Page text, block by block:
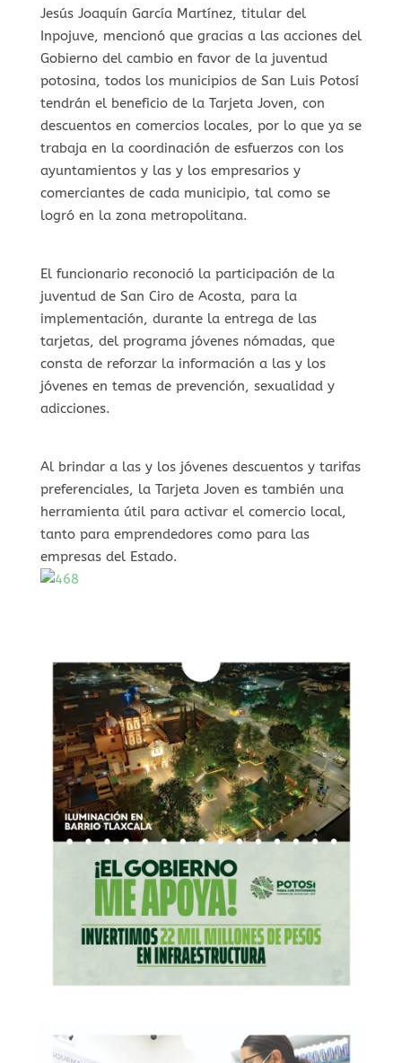
Jesús Joaquín García Martínez, titular del
Inpojuve, mencionó que gracias a las acciones del
Gobierno del cambio en favor de la juventud
potosina, todos los municipios de San Luis Potosí
tendrán el beneficio de la Tarjeta Joven, con
descuentos en comercios locales, por lo que ya se
trabaja en la coordinación de esfuerzos con los
ayuntamientos y las y los empresarios y
comerciantes de cada municipio, tal como se
logró en la zona metropolitana.
El funcionario reconoció la participación de la
juventud de San Ciro de Acosta, para la
implementación, durante la entrega de las
tarjetas, del programa jóvenes nómadas, que
consta de reforzar la información a las y los
jóvenes en temas de prevención, sexualidad y
adicciones.
Al brindar a las y los jóvenes descuentos y tarifas
preferenciales, la Tarjeta Joven es también una
herramienta útil para activar el comercio local,
tanto para emprendedores como para las
empresas del Estado.